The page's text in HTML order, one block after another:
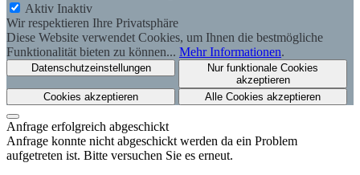
Aktiv Inaktiv
Wir respektieren Ihre Privatsphäre
Diese Website verwendet Cookies, um Ihnen die bestmögliche
Funktionalität bieten zu können... Mehr Informationen.
Datenschutzeinstellungen
Nur funktionale Cookies
akzeptieren
Cookies akzeptieren
Alle Cookies akzeptieren
Anfrage erfolgreich abgeschickt
Anfrage konnte nicht abgeschickt werden da ein Problem
aufgetreten ist. Bitte versuchen Sie es erneut.